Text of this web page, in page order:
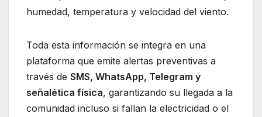
humedad, temperatura y velocidad del viento.
Toda esta información se integra en una
plataforma que emite alertas preventivas a
través de SMS, WhatsApp, Telegram y
señalética física, garantizando su llegada a la
comunidad incluso si fallan la electricidad o el